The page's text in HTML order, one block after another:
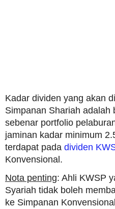
Kadar dividen yang akan
Simpanan Shariah adalah
sebenar portfolio
jaminan kadar minimum
terdapat pada dividen
Konvensional.
Nota penting: Ahli KWSP
Syariah tidak boleh
ke Simpanan